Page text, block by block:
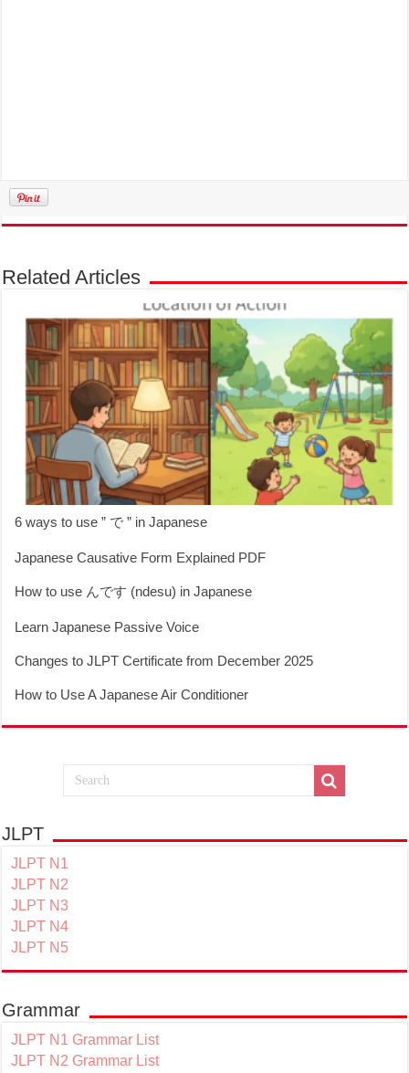
Related Articles
6 ways to use ” で ” in Japanese
Japanese Causative Form Explained PDF
How to use んです (ndesu) in Japanese
Learn Japanese Passive Voice
Changes to JLPT Certificate from December 2025
How to Use A Japanese Air Conditioner
JLPT
JLPT N1
JLPT N2
JLPT N3
JLPT N4
JLPT N5
Grammar
JLPT N1 Grammar List
JLPT N2 Grammar List